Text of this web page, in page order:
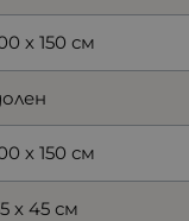
х 150 см
х 150 см
х 45 см